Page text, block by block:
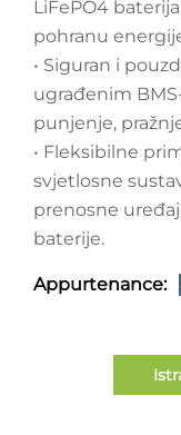
LiFePO4
pohranu
• Siguran i
ugrađenim
punjenje,
• Fleksibilne
svjetlosne
prenosne
baterije.
Appurtenance: